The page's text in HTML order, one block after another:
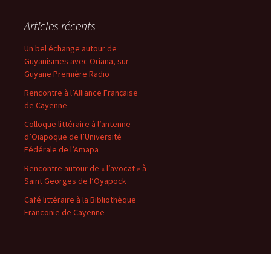
Articles récents
Un bel échange autour de
Guyanismes avec Oriana, sur
Guyane Première Radio
Rencontre à l’Alliance Française
de Cayenne
Colloque littéraire à l’antenne
d’Oiapoque de l’Université
Fédérale de l’Amapa
Rencontre autour de « l’avocat » à
Saint Georges de l’Oyapock
Café littéraire à la Bibliothèque
Franconie de Cayenne